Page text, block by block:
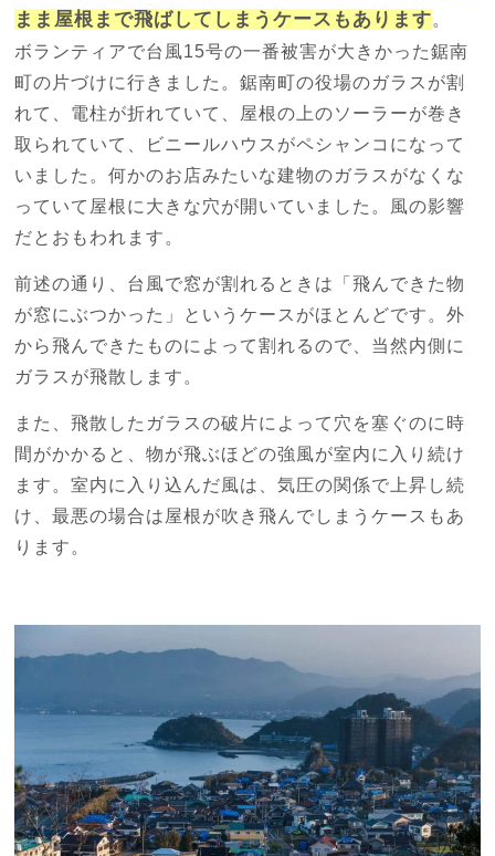
まま屋根まで飛ばしてしまうケースもあります。
ボランティアで台風15号の一番被害が大きかった鋸南
町の片づけに行きました。鋸南町の役場のガラスが割
れて、電柱が折れていて、屋根の上のソーラーが巻き
取られていて、ビニールハウスがペシャンコになって
いました。何かのお店みたいな建物のガラスがなくな
っていて屋根に大きな穴が開いていました。風の影響
だとおもわれます。
前述の通り、台風で窓が割れるときは「飛んできた物
が窓にぶつかった」というケースがほとんどです。外
から飛んできたものによって割れるので、当然内側に
ガラスが飛散します。
また、飛散したガラスの破片によって穴を塞ぐのに時
間がかかると、物が飛ぶほどの強風が室内に入り続け
ます。室内に入り込んだ風は、気圧の関係で上昇し続
け、最悪の場合は屋根が吹き飛んでしまうケースもあ
ります。